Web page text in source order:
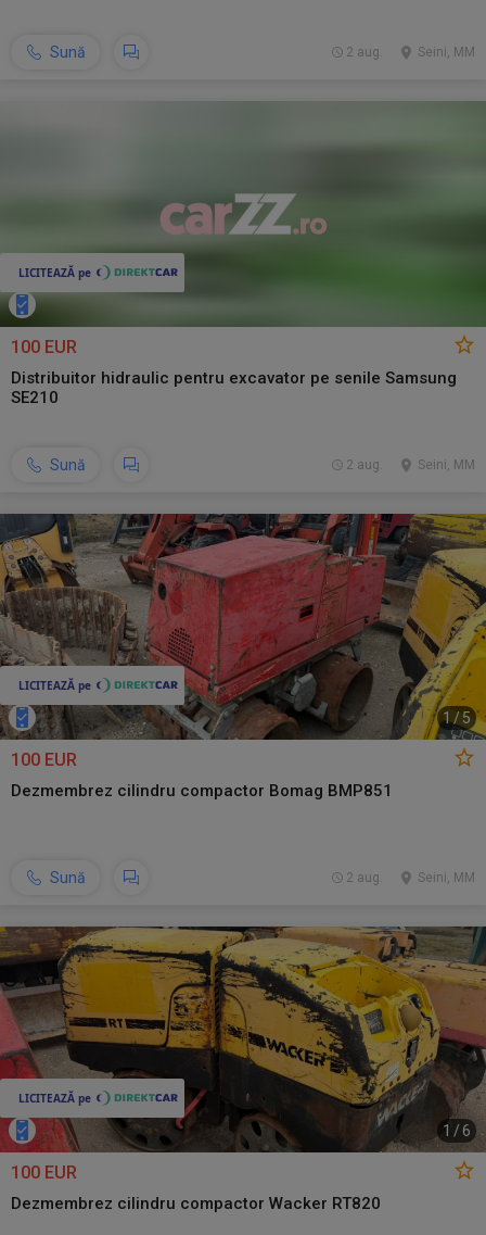
Sună Seini, MM
2 aug.
100 EUR
Distribuitor hidraulic pentru excavator pe senile Samsung
SE210
Sună Seini, MM
2 aug.
1 / 5
100 EUR
Dezmembrez cilindru compactor Bomag BMP851
Sună Seini, MM
2 aug.
1 /6
100 EUR
Dezmembrez cilindru compactor Wacker RT820